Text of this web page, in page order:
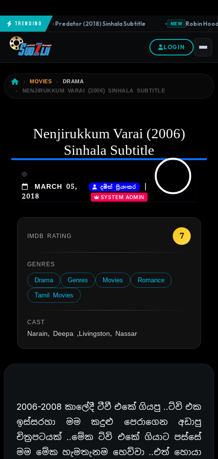
Trending
NEW The Predator (2018) Sinhala Subtitle NEW Robin Hood
LOGIN
MOVIES
DRAMA
NENJIRUKKUM VARAI (2006) SINHALA SUBTITLE
Nenjirukkum Varai (2006)
Sinhala Subtitle
MARCH 05,
2018
දමිත් ප්‍රියංකර |
SYSTEM ADMIN
IMDB RATING 7
GENRES
Drama Genres Movies
Romance
Tamil Movies
CAST
Narain, Deepa ,Livingston, Nassar
2006-2008 කාලේදී ටීවී එකේ ගියපු ..ට්වි එක
ඉස්සරහා මම කදුළු පෙරාගෙන අඩාපු
චිත්‍රපටයක් ..මේක ට්වි එකේ ගියාට පස්සේ
මම මේක හැමතැනම හෙව්වා ..එත් හොයා